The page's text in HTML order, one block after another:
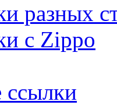
разных
с Zippo
ссылки